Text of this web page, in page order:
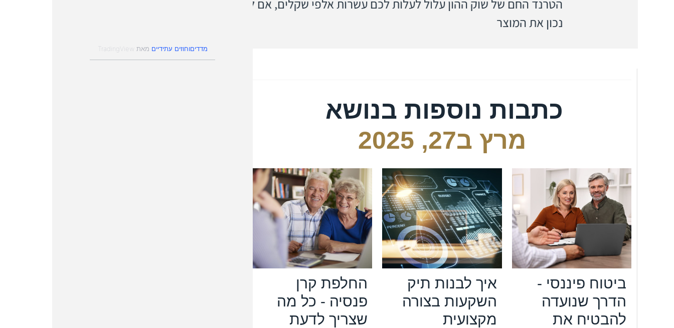
הטרנד החם של שוק ההון עלול לעלות לכם עשרות אלפי שקלים, אם לא תבחרו
נכון את המוצר
כתבות נוספות בנושא
מרץ ב27, 2025
ביטוח פיננסי -
הדרך שנועדה
להבטיח את
איך לבנות תיק
השקעות בצורה
מקצועית
החלפת קרן
פנסיה - כל מה
שצריך לדעת
מדדים
‎ו‎ חוזים עתידיים